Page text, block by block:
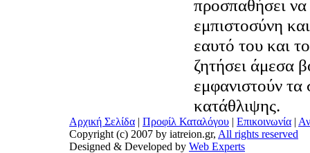
προσπαθήσει να
εμπιστοσύνη
εαυτό του και
ζητήσει άμεσα
εμφανιστούν
κατάθλιψης.
Αρχική Σελίδα | Προφίλ Καταλόγου | Επικοινωνία |
Copyright (c) 2007 by iatreion.gr, All rights reserved
Designed & Developed by Web Experts